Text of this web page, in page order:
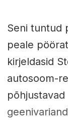
Seni tuntud
peale
kirjeldasid
autosoom-
põhjustavad